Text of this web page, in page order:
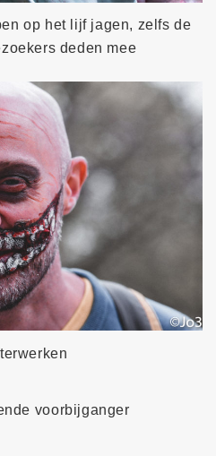
op het lijf jagen, zelfs de
deden mee
voorbijganger